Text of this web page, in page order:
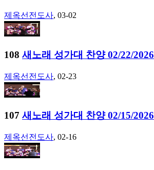
제옥선전도사, 03-02
108 새노래 성가대 찬양 02/22/2026
제옥선전도사, 02-23
107 새노래 성가대 찬양 02/15/2026
제옥선전도사, 02-16